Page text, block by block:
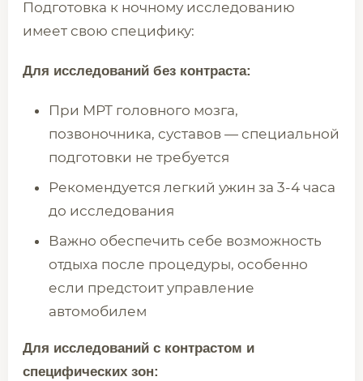
Подготовка к ночному исследованию
имеет свою специфику:
Для исследований без контраста:
При МРТ головного мозга,
позвоночника, суставов — специальной
подготовки не требуется
Рекомендуется легкий ужин за 3-4 часа
до исследования
Важно обеспечить себе возможность
отдыха после процедуры, особенно
если предстоит управление
автомобилем
Для исследований с контрастом и
специфических зон: